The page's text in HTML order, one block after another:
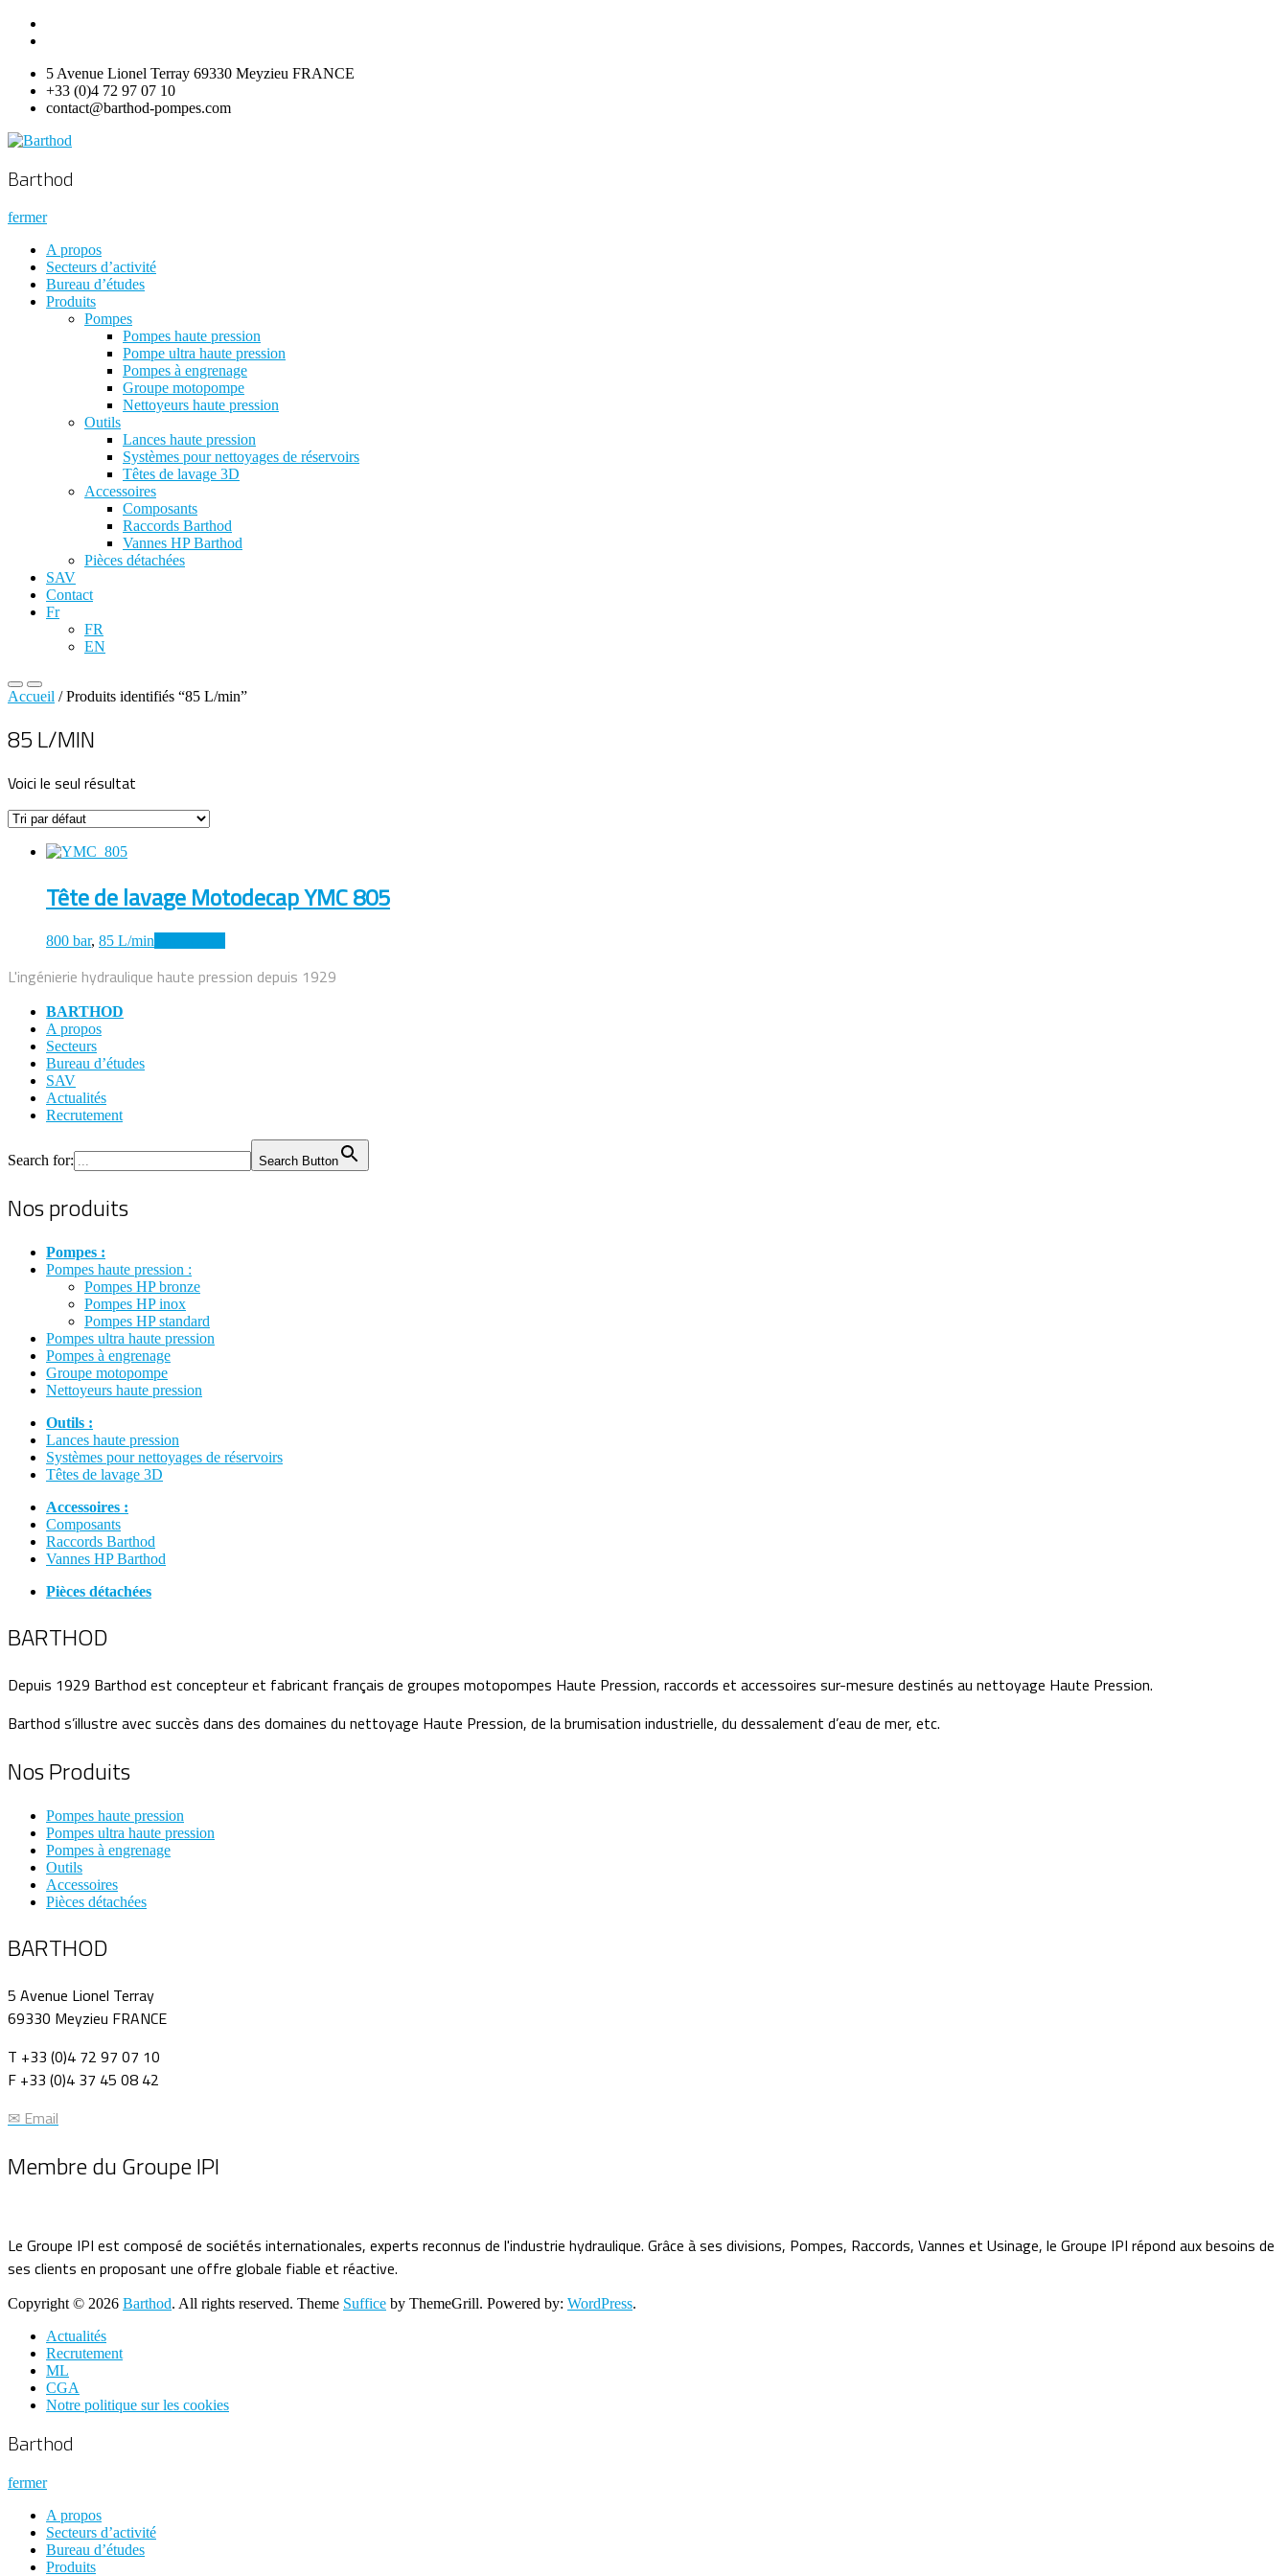
Aller
5 Avenue Lionel Terray 69330 Meyzieu FRANCE
+33 (0)4 72 97 07 10
contact@barthod-pompes.com
Barthod
High Pressure Engineering
Barthod
fermer
A propos
Secteurs d’activité
Bureau d’études
Produits
Pompes
Pompes haute pression
Pompe ultra haute pression
Pompes à engrenage
Groupe motopompe
Nettoyeurs haute pression
Outils
Lances haute pression
Systèmes pour nettoyages de réservoirs
Têtes de lavage 3D
Accessoires
Composants
Raccords Barthod
Vannes HP Barthod
Pièces détachées
SAV
Contact
Fr
FR
EN
Menu
principal
mobile
Menu
principal
descktop
Accueil / Produits identifiés “85 L/min”
85 L/MIN
Voici le seul résultat
Tête de lavage Motodecap YMC 805
800 bar, 85 L/min
L'ingénierie hydraulique haute pression depuis 1929
BARTHOD
A propos
Secteurs
Bureau d’études
SAV
Actualités
Recrutement
Search for: Search Button
Nos produits
Pompes :
Pompes haute pression :
Pompes HP bronze
Pompes HP inox
Pompes HP standard
Pompes ultra haute pression
Pompes à engrenage
Groupe motopompe
Nettoyeurs haute pression
Outils :
Lances haute pression
Systèmes pour nettoyages de réservoirs
Têtes de lavage 3D
Accessoires :
Composants
Raccords Barthod
Vannes HP Barthod
Pièces détachées
BARTHOD
Depuis 1929 Barthod est concepteur et fabricant français de groupes motopompes Haute Pression, raccords et accessoires sur-mesure destinés au nettoyage Haute Pression.
Barthod s’illustre avec succès dans des domaines du nettoyage Haute Pression, de la brumisation industrielle, du dessalement d’eau de mer, etc.
Nos Produits
Pompes haute pression
Pompes ultra haute pression
Pompes à engrenage
Outils
Accessoires
Pièces détachées
BARTHOD
5 Avenue Lionel Terray
69330 Meyzieu FRANCE
T +33 (0)4 72 97 07 10
F +33 (0)4 37 45 08 42
✉ Email
Membre du Groupe IPI
Le Groupe IPI est composé de sociétés internationales, experts reconnus de l'industrie hydraulique. Grâce à ses divisions, Pompes, Raccords, Vannes et Usinage, le Groupe IPI répond aux besoins de
ses clients en proposant une offre globale fiable et réactive.
Copyright © 2026 Barthod. All rights reserved. Theme Suffice by ThemeGrill. Powered by: WordPress.
Actualités
Recrutement
ML
CGA
Notre politique sur les cookies
Barthod
fermer
A propos
Secteurs d’activité
Bureau d’études
Produits